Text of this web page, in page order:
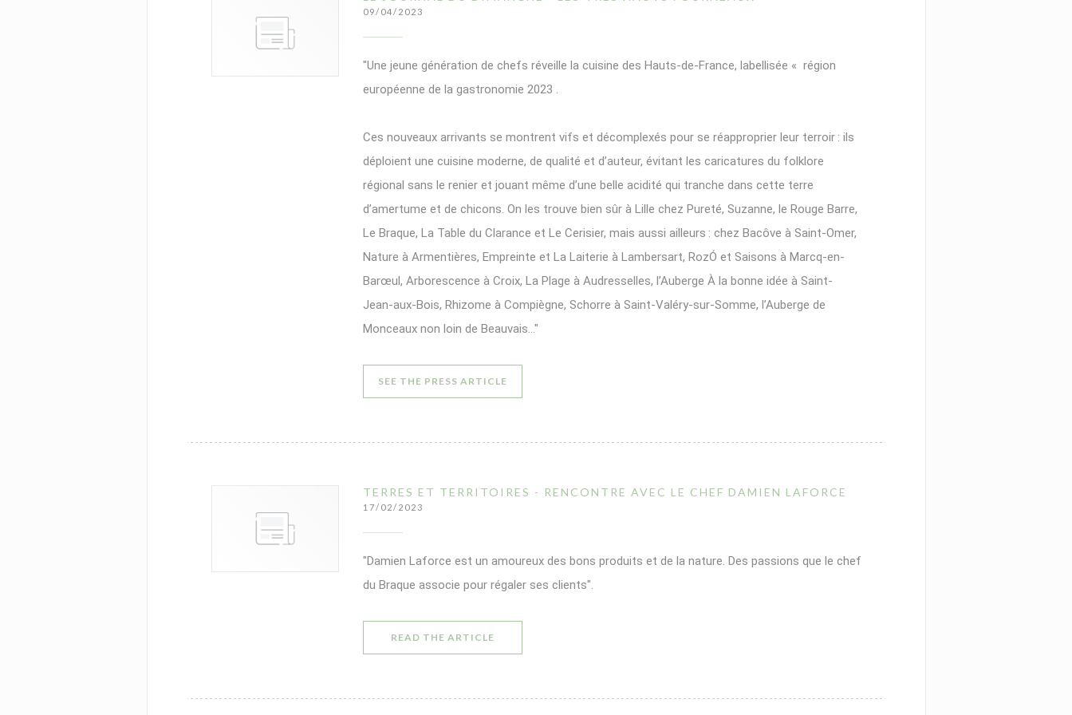
09/04/2023
"Une jeune génération de chefs réveille la cuisine des Hauts-de-France, labellisée « région
européenne de la gastronomie 2023 .
Ces nouveaux arrivants se montrent vifs et décomplexés pour se réapproprier leur terroir : ils
déploient une cuisine moderne, de qualité et d’auteur, évitant les caricatures du folklore
régional sans le renier et jouant même d’une belle acidité qui tranche dans cette terre
d’amertume et de chicons. On les trouve bien sûr à Lille chez Pureté, Suzanne, le Rouge Barre,
Le Braque, La Table du Clarance et Le Cerisier, mais aussi ailleurs : chez Bacôve à Saint-Omer,
Nature à ­Armentières, Empreinte et La ­Laiterie à ­Lambersart, RozÓ et ­Saisons à Marcq-en-
Barœul, ­Arborescence à Croix, La Plage à Audresselles, l’Auberge À la bonne idée à Saint-
Jean-aux-Bois, ­Rhizome à Compiègne, Schorre à Saint-Valéry-sur-Somme, ­l’Auberge de
Monceaux non loin de ­Beauvais…"
SEE THE PRESS ARTICLE((OPENS IN A NEW WINDOW))
TERRES ET TERRITOIRES - RENCONTRE AVEC LE CHEF DAMIEN LAFORCE
17/02/2023
"Damien Laforce est un amoureux des bons produits et de la nature. Des passions que le chef
du Braque associe pour régaler ses clients".
READ THE ARTICLE((OPENS IN A NEW WINDOW))